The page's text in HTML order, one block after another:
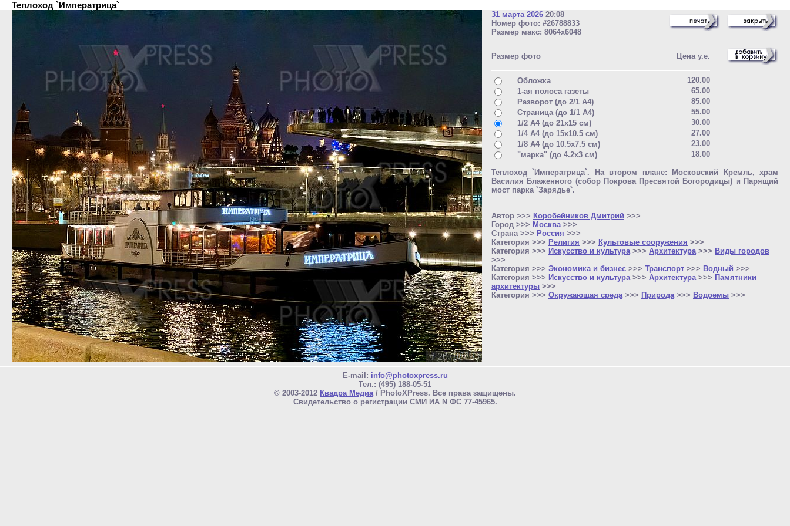
Теплоход `Императрица`
31 марта 2026 20:08
Номер фото: #26788833
Размер макс: 8064x6048
Размер фото Цена у.е.
Обложка
120.00
1-ая полоса газеты
65.00
Разворот (до 2/1 A4)
85.00
Страница (до 1/1 A4)
55.00
1/2 A4 (до 21x15 см)
30.00
1/4 A4 (до 15x10.5 см)
27.00
1/8 A4 (до 10.5x7.5 см)
23.00
"марка" (до 4.2x3 см)
18.00
Теплоход `Императрица`. На втором плане: Московский Кремль, храм
Василия Блаженного (собор Покрова Пресвятой Богородицы) и Парящий
мост парка `Зарядье`.
Автор >>> Коробейников Дмитрий >>>
Город >>> Москва >>>
Страна >>> Россия >>>
Категория >>> Религия >>> Культовые сооружения >>>
Категория >>> Искусство и культура >>> Архитектура >>> Виды городов
>>>
Категория >>> Экономика и бизнес >>> Транспорт >>> Водный >>>
Категория >>> Искусство и культура >>> Архитектура >>> Памятники
архитектуры >>>
Категория >>> Окружающая среда >>> Природа >>> Водоемы >>>
E-mail: info@photoxpress.ru
Тел.: (495) 188-05-51
© 2003-2012 Квадра Медиа/ PhotoXPress. Все права защищены.
Свидетельство о регистрации СМИ ИА N ФС 77-45965.